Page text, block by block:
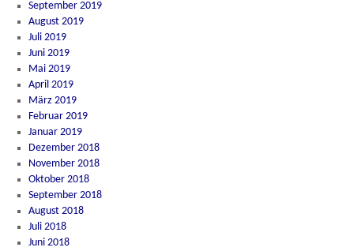
September 2019
August 2019
Juli 2019
Juni 2019
Mai 2019
April 2019
März 2019
Februar 2019
Januar 2019
Dezember 2018
November 2018
Oktober 2018
September 2018
August 2018
Juli 2018
Juni 2018